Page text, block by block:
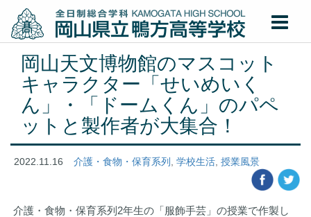
岡山天文博物館のマスコット
キャラクター「せいめいく
ん」・「ドームくん」のパペ
ットと製作者が大集合！
2022.11.16 介護・食物・保育系列 学校生活 授業風景
介護・食物・保育系列2年生の「服飾手芸」の授業で作製し